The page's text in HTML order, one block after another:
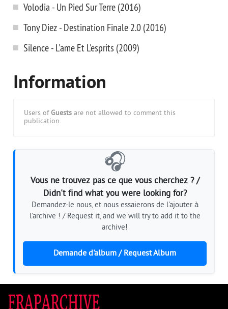
Volodia - Un Pied Sur Terre (2016)
Tony Diez - Destination Finale 2.0 (2016)
Silence - L'ame Et L'esprits (2009)
Information
Users of Guests are not allowed to comment this
publication.
🎧
Vous ne trouvez pas ce que vous cherchez ? /
Didn't find what you were looking for?
Demandez-le nous, et nous essaierons de l'ajouter à
l'archive ! / Request it, and we will try to add it to the
archive!
Demande d'album / Request Album